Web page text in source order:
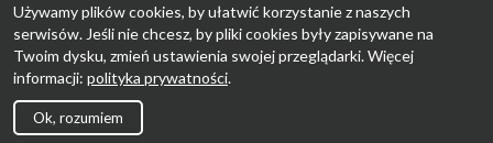
Używamy plików cookies, by ułatwić korzystanie z naszych
serwisów. Jeśli nie chcesz, by pliki cookies były zapisywane na
Twoim dysku, zmień ustawienia swojej przeglądarki. Więcej
informacji: polityka prywatności.
Ok, rozumiem